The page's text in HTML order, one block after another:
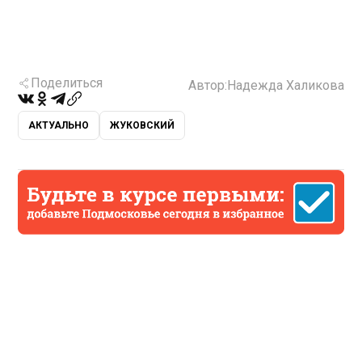
Поделиться Автор: Надежда Халикова
АКТУАЛЬНО ЖУКОВСКИЙ